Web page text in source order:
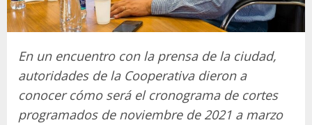
En un encuentro con la prensa de la ciudad,
autoridades de la Cooperativa dieron a
conocer cómo será el cronograma de cortes
programados de noviembre de 2021 a marzo